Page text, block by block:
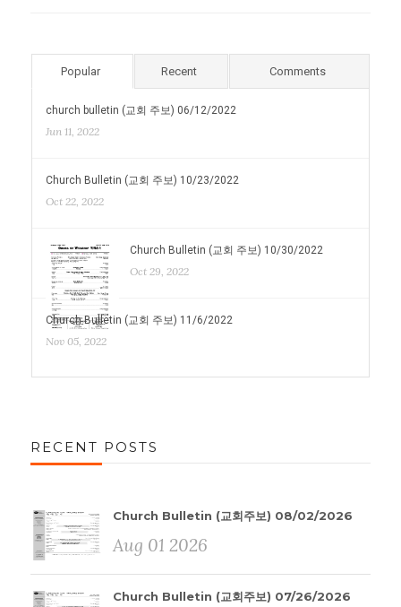
Popular Recent Comments
church bulletin (교회 주보) 06/12/2022
Jun 11, 2022
Church Bulletin (교회 주보) 10/23/2022
Oct 22, 2022
Church Bulletin (교회 주보) 10/30/2022
Oct 29, 2022
Church Bulletin (교회 주보) 11/6/2022
Nov 05, 2022
RECENT POSTS
Church Bulletin (교회주보) 08/02/2026
Aug 01 2026
Church Bulletin (교회주보) 07/26/2026